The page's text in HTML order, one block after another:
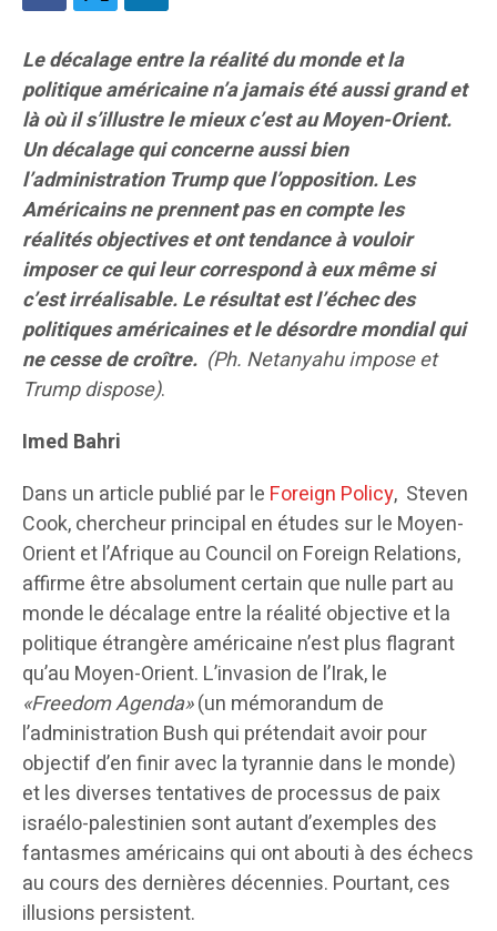
Le décalage entre la réalité du monde et la
politique américaine n’a jamais été aussi grand et
là où il s’illustre le mieux c’est au Moyen-Orient.
Un décalage qui concerne aussi bien
l’administration Trump que l’opposition. Les
Américains ne prennent pas en compte les
réalités objectives et ont tendance à vouloir
imposer ce qui leur correspond à eux même si
c’est irréalisable. Le résultat est l’échec des
politiques américaines et le désordre mondial qui
ne cesse de croître. (Ph. Netanyahu impose et
Trump dispose).
Imed Bahri
Dans un article publié par le Foreign Policy, Steven
Cook, chercheur principal en études sur le Moyen-
Orient et l’Afrique au Council on Foreign Relations,
affirme être absolument certain que nulle part au
monde le décalage entre la réalité objective et la
politique étrangère américaine n’est plus flagrant
qu’au Moyen-Orient. L’invasion de l’Irak, le
«Freedom Agenda»(un mémorandum de
l’administration Bush qui prétendait avoir pour
objectif d’en finir avec la tyrannie dans le monde)
et les diverses tentatives de processus de paix
israélo-palestinien sont autant d’exemples des
fantasmes américains qui ont abouti à des échecs
au cours des dernières décennies. Pourtant, ces
illusions persistent.